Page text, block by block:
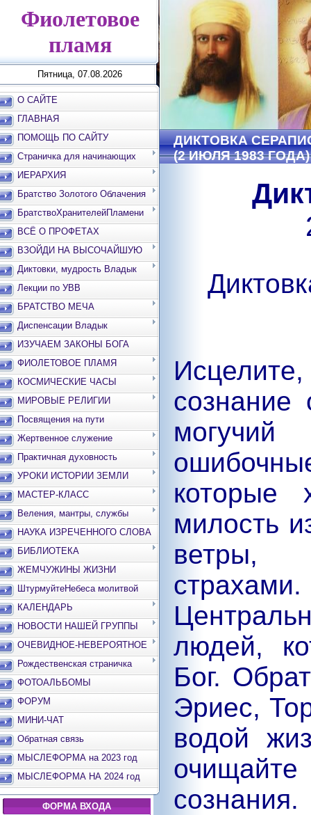
Фиолетовое
пламя
Пятница, 07.08.2026
О САЙТЕ
ГЛАВНАЯ
ПОМОЩЬ ПО САЙТУ
Страничка для начинающих
ИЕРАРХИЯ
Братство Золотого Облачения
БратствоХранителейПламени
ВСЁ О ПРОФЕТАХ
ВЗОЙДИ НА ВЫСОЧАЙШУЮ
ВЕРШИНУ
Диктовки, мудрость Владык
Лекции по УВВ
БРАТСТВО МЕЧА
Диспенсации Владык
ИЗУЧАЕМ ЗАКОНЫ БОГА
ФИОЛЕТОВОЕ ПЛАМЯ
КОСМИЧЕСКИЕ ЧАСЫ
МИРОВЫЕ РЕЛИГИИ
Посвящения на пути
Жертвенное служение
Практичная духовность
УРОКИ ИСТОРИИ ЗЕМЛИ
МАСТЕР-КЛАСС
Веления, мантры, службы
НАУКА ИЗРЕЧЕННОГО СЛОВА
БИБЛИОТЕКА
ЖЕМЧУЖИНЫ ЖИЗНИ
ШтурмуйтеНебеса молитвой
КАЛЕНДАРЬ
НОВОСТИ НАШЕЙ ГРУППЫ
ОЧЕВИДНОЕ-НЕВЕРОЯТНОЕ
Рождественская страничка
ФОТОАЛЬБОМЫ
ФОРУМ
МИНИ-ЧАТ
Обратная связь
МЫСЛЕФОРМА на 2023 год
МЫСЛЕФОРМА НА 2024 год
ФОРМА ВХОДА
ДИКТОВКА
(2 ИЮЛЯ 1983 ГОДА)
сознание
которые
милость
ветры,
людей,
Бог.
Эриес,
водой
сознания.